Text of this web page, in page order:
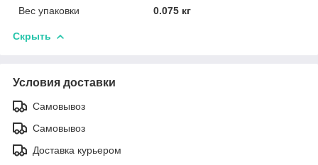
Вес упаковки
0.075 кг
Скрыть
Условия доставки
Самовывоз
Самовывоз
Доставка курьером